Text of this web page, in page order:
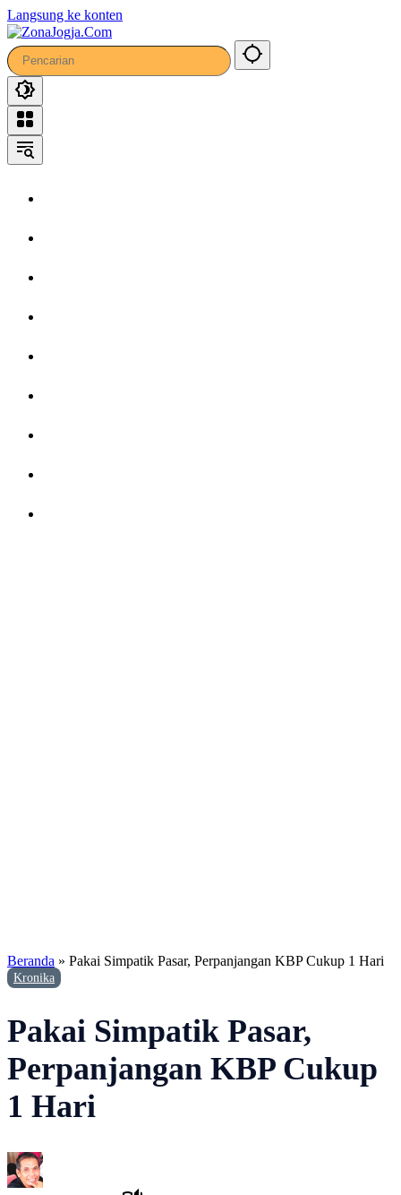
Langsung ke konten
Beranda » Pakai Simpatik Pasar, Perpanjangan KBP Cukup 1 Hari
Kronika
Pakai Simpatik Pasar,
Perpanjangan KBP Cukup
1 Hari